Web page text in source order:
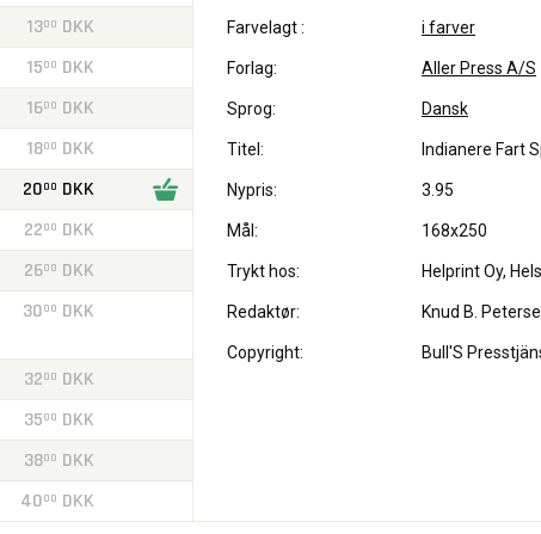
1300 DKK
1500 DKK
1600 DKK
1800 DKK
2000 DKK
2200 DKK
2600 DKK
3000 DKK
3200 DKK
3500 DKK
3800 DKK
4000 DKK
Farvelagt : i farver
Forlag: Aller Press A/S
Sprog: Dansk
Titel: Indianere Fart
Nypris: 3.95
Mål: 168x250
Trykt hos: Helprint Oy,
Redaktør: Knud B.
Copyright: Bull'S